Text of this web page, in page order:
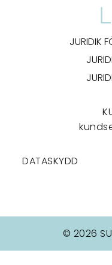
JURIDIK
DATASKYDD
© 2026